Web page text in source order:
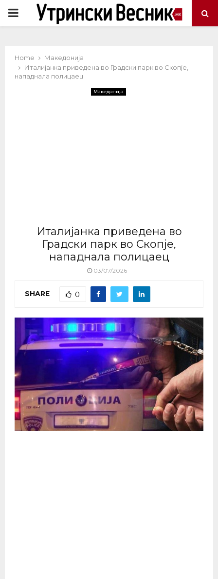
PRIMARY
Home
Македонија
Италијанка приведена во Градски парк во Скопје,
нападнала полицаец
Македонија
Италијанка приведена во
Градски парк во Скопје,
нападнала полицаец
03/07/2026
SHARE 0